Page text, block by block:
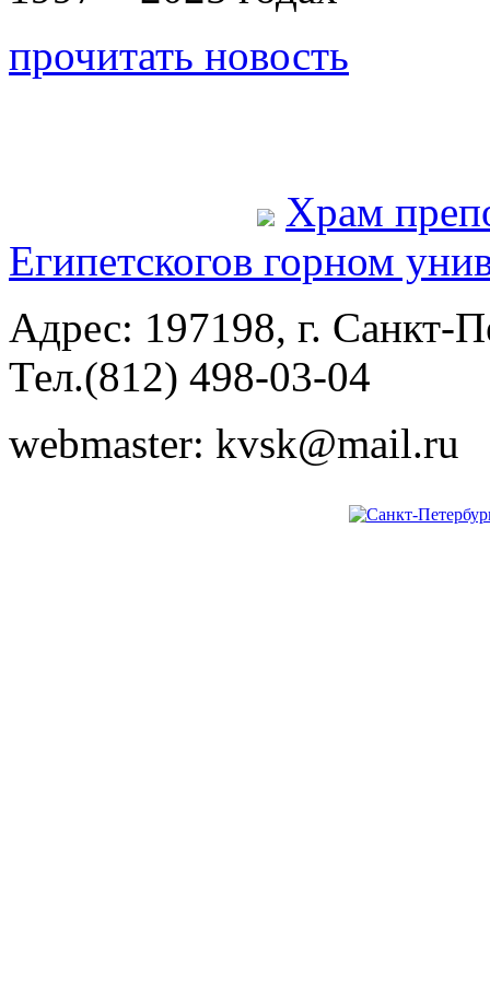
прочитать новость
Храм
Египетскогов горном
Адрес: 197198, г. Санкт-
Тел.(812) 498-03-04
webmaster: kvsk@mail.ru